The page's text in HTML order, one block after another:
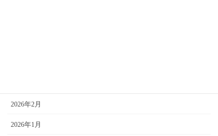
2026年2月
2026年1月